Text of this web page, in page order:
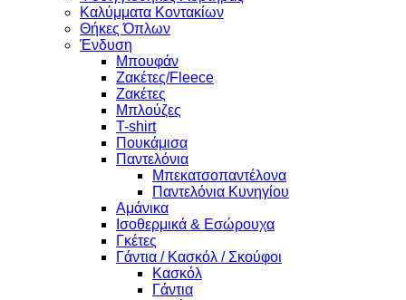
Καλύμματα Κοντακίων
Θήκες Όπλων
Ένδυση
Μπουφάν
Ζακέτες/Fleece
Ζακέτες
Μπλούζες
T-shirt
Πουκάμισα
Παντελόνια
Μπεκατσοπαντέλονα
Παντελόνια Κυνηγίου
Αμάνικα
Ισοθερμικά & Εσώρουχα
Γκέτες
Γάντια / Κασκόλ / Σκούφοι
Κασκόλ
Γάντια